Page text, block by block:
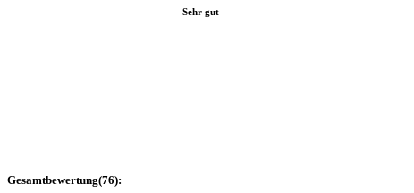
Sehr gut
Gesamtbewertung(76):